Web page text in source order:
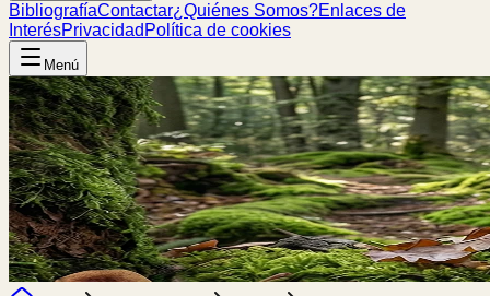
BibliografíaContactar¿Quiénes Somos?Enlaces de
InterésPrivacidad Política de cookies
Menú